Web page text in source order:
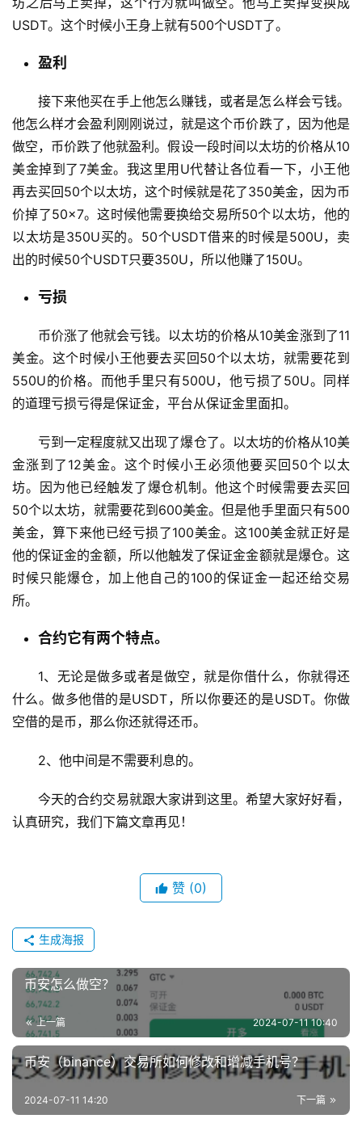
USDT。这个时候小王身上就有500个USDT了。
盈利
接下来他买在手上他怎么赚钱，或者是怎么样会亏钱。
他怎么样才会盈利刚刚说过，就是这个币价跌了，因为他是
做空，币价跌了他就盈利。假设一段时间以太坊的价格从10
美金掉到了7美金。我这里用U代替让各位看一下，小王他
再去买回50个以太坊，这个时候就是花了350美金，因为币
价掉了50×7。这时候他需要换给交易所50个以太坊，他的
以太坊是350U买的。50个USDT借来的时候是500U，卖
出的时候50个USDT只要350U，所以他赚了150U。
亏损
币价涨了他就会亏钱。以太坊的价格从10美金涨到了11
美金。这个时候小王他要去买回50个以太坊，就需要花到
550U的价格。而他手里只有500U，他亏损了50U。同样
的道理亏损亏得是保证金，平台从保证金里面扣。
亏到一定程度就又出现了爆仓了。以太坊的价格从10美
金涨到了12美金。这个时候小王必须他要买回50个以太
坊。因为他已经触发了爆仓机制。他这个时候需要去买回
50个以太坊，就需要花到600美金。但是他手里面只有500
美金，算下来他已经亏损了100美金。这100美金就正好是
他的保证金的金额，所以他触发了保证金金额就是爆仓。这
时候只能爆仓，加上他自己的100的保证金一起还给交易
所。
合约它有两个特点。
1、无论是做多或者是做空，就是你借什么，你就得还
什么。做多他借的是USDT，所以你要还的是USDT。你做
空借的是币，那么你还就得还币。
2、他中间是不需要利息的。
今天的合约交易就跟大家讲到这里。希望大家好好看，
认真研究，我们下篇文章再见！
赞 (0)
生成海报
币安怎么做空？
上一篇 2024-07-11 10:40
币安（binance）交易所如何修改和增减手机号？
下一篇
2024-07-11 14:20